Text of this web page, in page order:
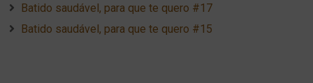
Batido saudável, para que te quero #17
Batido saudável, para que te quero #15